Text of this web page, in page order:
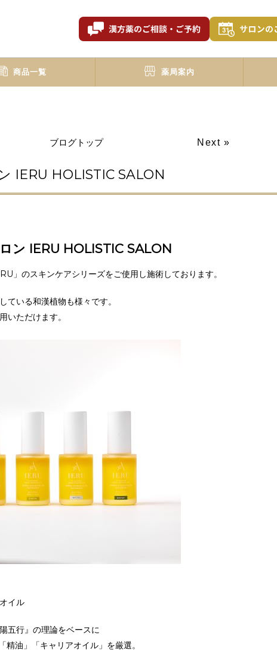
商品一覧 薬局案内
ブログトップ Next »
IERU HOLISTIC SALON
ン IERU HOLISTIC SALON
」のスキンケアシリーズをご使用し施術しております。
ている和漢植物も様々です。
いただけます。
イル
五行』の理論をベースに
油」「キャリアオイル」を厳選。